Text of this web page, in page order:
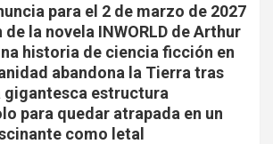
para el 2 de marzo de 2027
la novela INWORLD de Arthur
historia de ciencia ficción en
abandona la Tierra tras
gigantesca estructura
para quedar atrapada en un
como letal